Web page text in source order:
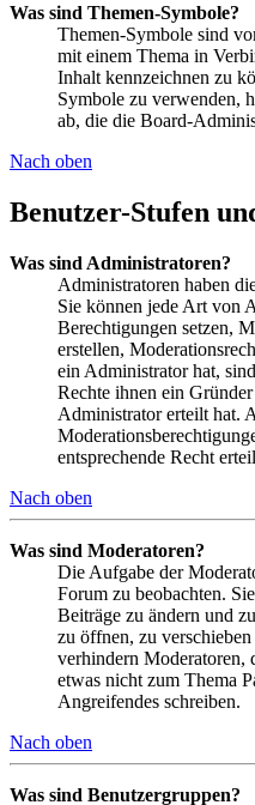
Was sind Themen-Symbole?
Themen-Symbole sind
mit einem Thema in
Inhalt kennzeichnen zu
Symbole zu verwenden,
ab, die die Board-
Nach oben
Benutzer-Stufen
Was sind Administratoren?
Administratoren haben
Sie können jede Art von
Berechtigungen setzen,
erstellen,
ein Administrator hat,
Rechte ihnen ein
Administrator erteilt hat.
entsprechende Recht
Nach oben
Was sind Moderatoren?
Die Aufgabe der
Forum zu beobachten.
Beiträge zu ändern und
zu öffnen, zu
verhindern Moderatoren,
etwas nicht zum Thema
Angreifendes schreiben.
Nach oben
Was sind Benutzergruppen?